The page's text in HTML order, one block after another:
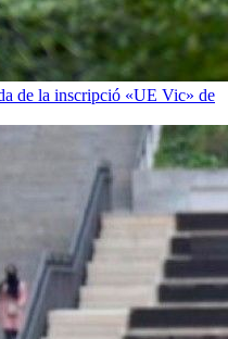
de la inscripció «UE Vic» de